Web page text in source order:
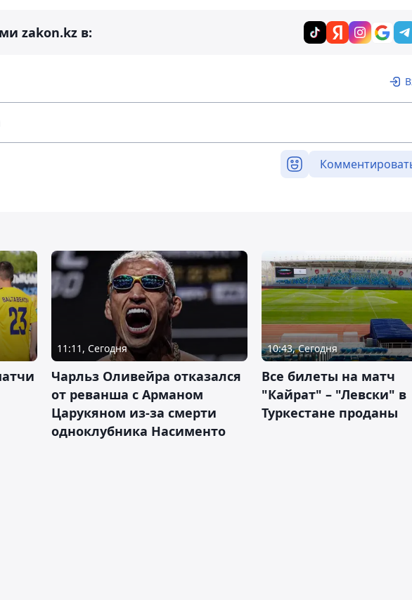
zakon.kz в:
11:11, Сегодня
Чарльз Оливейра отказался
от реванша с Арманом
Царукяном из-за смерти
одноклубника Насименто
10:43, Сегодня
Все билеты на матч
"Кайрат" – "Левски" в
Туркестане проданы